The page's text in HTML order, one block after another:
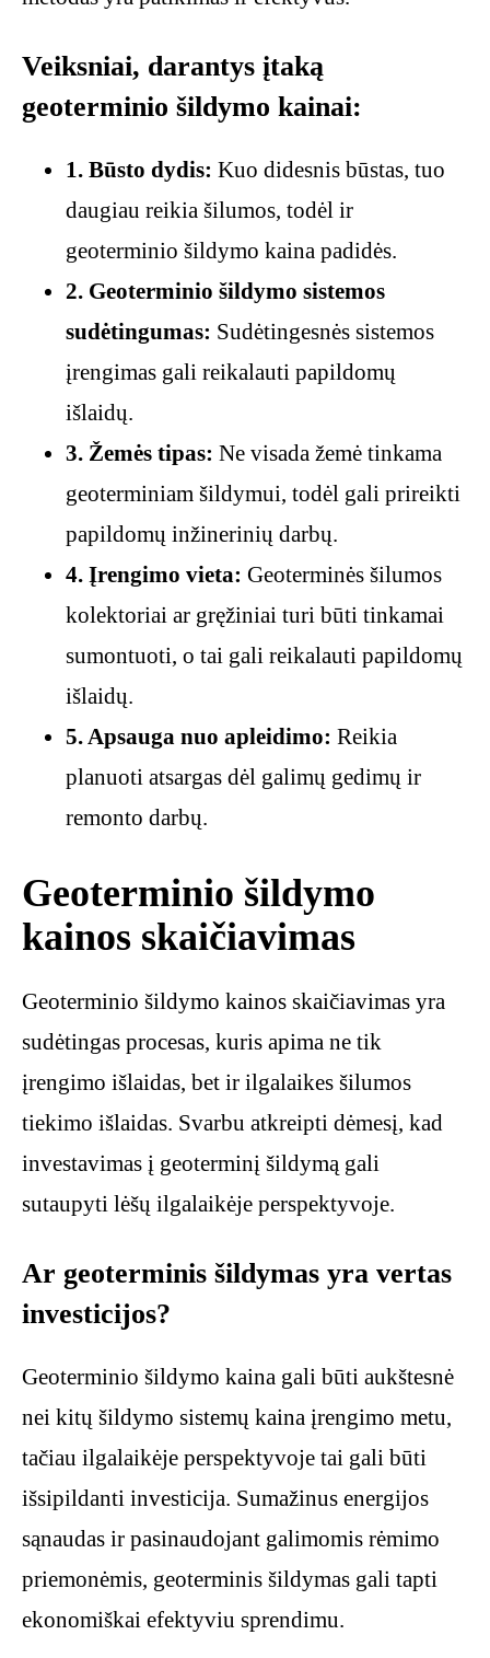
Veiksniai, darantys įtaką
geoterminio šildymo kainai:
1. Būsto dydis: Kuo didesnis būstas, tuo
daugiau reikia šilumos, todėl ir
geoterminio šildymo kaina padidės.
2. Geoterminio šildymo sistemos
sudėtingumas: Sudėtingesnės sistemos
įrengimas gali reikalauti papildomų
išlaidų.
3. Žemės tipas: Ne visada žemė tinkama
geoterminiam šildymui, todėl gali prireikti
papildomų inžinerinių darbų.
4. Įrengimo vieta: Geoterminės šilumos
kolektoriai ar gręžiniai turi būti tinkamai
sumontuoti, o tai gali reikalauti papildomų
išlaidų.
5. Apsauga nuo apleidimo: Reikia
planuoti atsargas dėl galimų gedimų ir
remonto darbų.
Geoterminio šildymo
kainos skaičiavimas
Geoterminio šildymo kainos skaičiavimas yra
sudėtingas procesas, kuris apima ne tik
įrengimo išlaidas, bet ir ilgalaikes šilumos
tiekimo išlaidas. Svarbu atkreipti dėmesį, kad
investavimas į geoterminį šildymą gali
sutaupyti lėšų ilgalaikėje perspektyvoje.
Ar geoterminis šildymas yra vertas
investicijos?
Geoterminio šildymo kaina gali būti aukštesnė
nei kitų šildymo sistemų kaina įrengimo metu,
tačiau ilgalaikėje perspektyvoje tai gali būti
išsipildanti investicija. Sumažinus energijos
sąnaudas ir pasinaudojant galimomis rėmimo
priemonėmis, geoterminis šildymas gali tapti
ekonomiškai efektyviu sprendimu.